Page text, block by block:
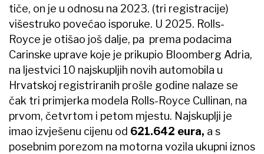
tiče, on je u odnosu na 2023. (tri registracije)
višestruko povećao isporuke. U 2025. Rolls-
Royce je otišao još dalje, pa prema podacima
Carinske uprave koje je prikupio Bloomberg Adria,
na ljestvici 10 najskupljih novih automobila u
Hrvatskoj registriranih prošle godine nalaze se
čak tri primjerka modela Rolls-Royce Cullinan, na
prvom, četvrtom i petom mjestu. Najskuplji je
imao izvješenu cijenu od 621.642 eura, a s
posebnim porezom na motorna vozila ukupni iznos